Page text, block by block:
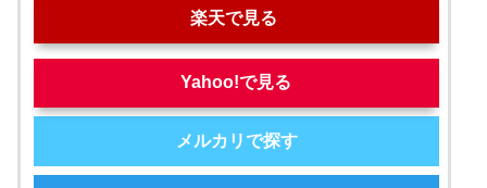
楽天で見る
Yahoo!で見る
メルカリで探す